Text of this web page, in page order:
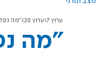
ערוץ 7 ערוץ 20 "מה
"מה